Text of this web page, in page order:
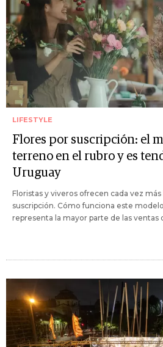
LIFESTYLE
Flores por suscripción: el
terreno en el rubro y es
Uruguay
Floristas y viveros ofrecen cada vez
suscripción. Cómo funciona este
representa la mayor parte de las ventas